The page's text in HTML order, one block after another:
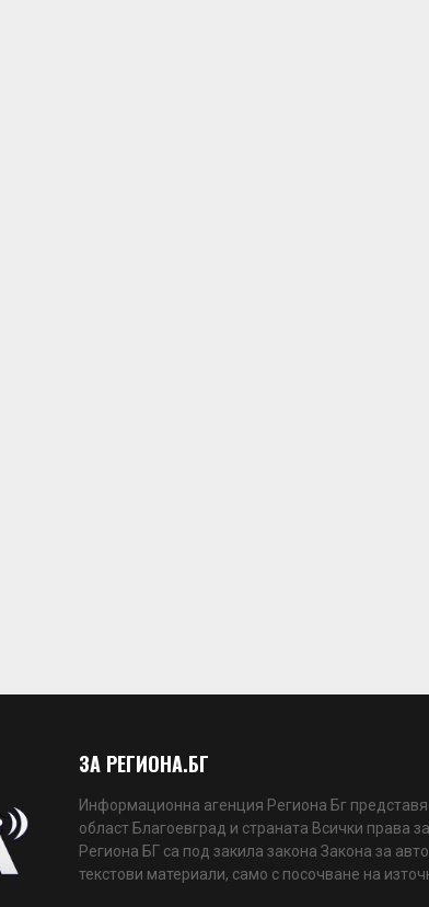
ЗА РЕГИОНА.БГ
Информационна агенция Региона Бг
област Благоевград и страната Всички права
Региона БГ са под закила закона Закона за
текстови материали, само с посочване на